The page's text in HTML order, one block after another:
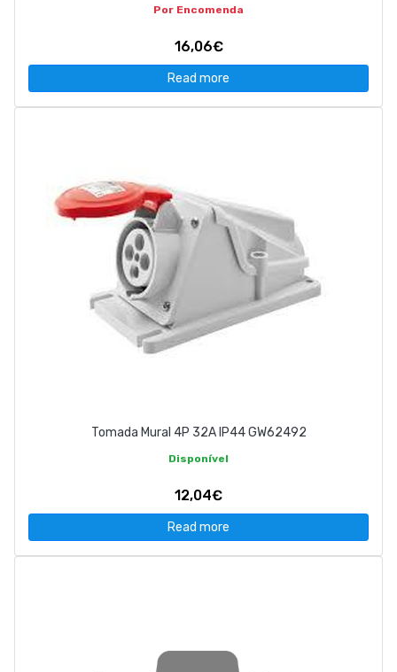
Por Encomenda
16,06€
Read more
Tomada Mural 4P 32A IP44 GW62492
Disponível
12,04€
Read more